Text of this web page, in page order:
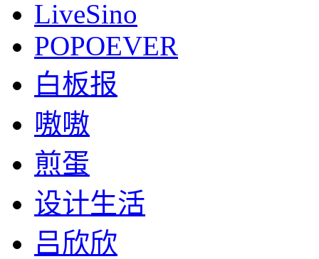
LiveSino
POPOEVER
白板报
嗷嗷
煎蛋
设计生活
吕欣欣